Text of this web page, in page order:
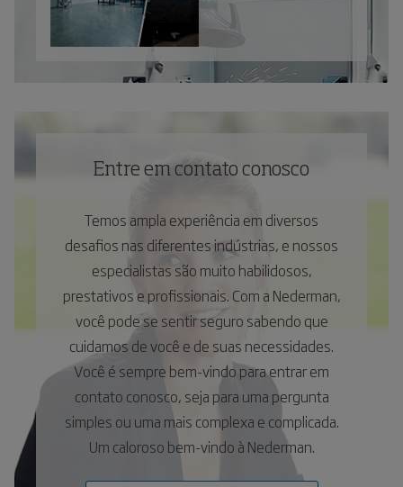
Entre em contato conosco
Temos ampla experiência em diversos
desafios nas diferentes indústrias, e nossos
especialistas são muito habilidosos,
prestativos e profissionais. Com a Nederman,
você pode se sentir seguro sabendo que
cuidamos de você e de suas necessidades.
Você é sempre bem-vindo para entrar em
contato conosco, seja para uma pergunta
simples ou uma mais complexa e complicada.
Um caloroso bem-vindo à Nederman.